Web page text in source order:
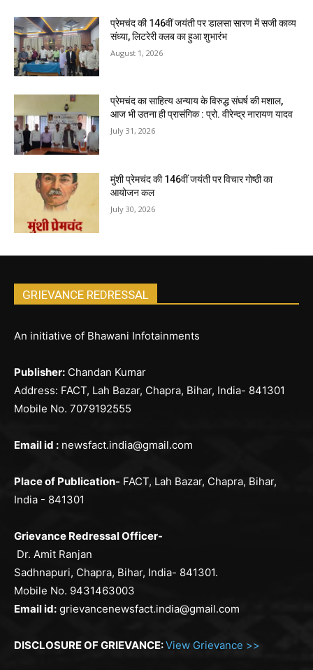
प्रेमचंद की 146वीं जयंती पर डालसा सारण में सजी काव्य
संध्या, लिटरेरी क्लब का हुआ शुभारंभ
August 1, 2026
प्रेमचंद का साहित्य अन्याय के विरुद्ध संघर्ष की मशाल,
आज भी उतना ही प्रासंगिक : प्रो. वीरेन्द्र नारायण यादव
July 31, 2026
मुंशी प्रेमचंद की 146वीं जयंती पर विचार गोष्ठी का
आयोजन कल
July 30, 2026
GRIEVANCE REDRESSAL
An initiative of Bhawani Infotainments
Publisher: Chandan Kumar
Address: FACT, Lah Bazar, Chapra, Bihar, India- 841301
Mobile No. 7079192555
Email id : newsfact.india@gmail.com
Place of Publication- FACT, Lah Bazar, Chapra, Bihar,
India - 841301
Grievance Redressal Officer-
Dr. Amit Ranjan
Sadhnapuri, Chapra, Bihar, India- 841301.
Mobile No. 9431463003
Email id: grievancenewsfact.india@gmail.com
DISCLOSURE OF GRIEVANCE:View Grievance >>